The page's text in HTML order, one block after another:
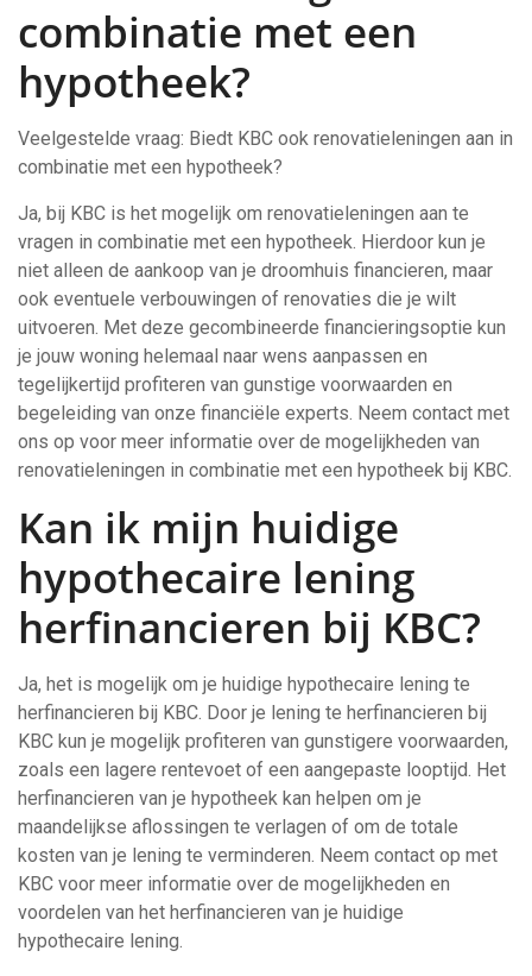
combinatie met een
hypotheek?
Veelgestelde vraag: Biedt KBC ook renovatieleningen aan in
combinatie met een hypotheek?
Ja, bij KBC is het mogelijk om renovatieleningen aan te
vragen in combinatie met een hypotheek. Hierdoor kun je
niet alleen de aankoop van je droomhuis financieren, maar
ook eventuele verbouwingen of renovaties die je wilt
uitvoeren. Met deze gecombineerde financieringsoptie kun
je jouw woning helemaal naar wens aanpassen en
tegelijkertijd profiteren van gunstige voorwaarden en
begeleiding van onze financiële experts. Neem contact met
ons op voor meer informatie over de mogelijkheden van
renovatieleningen in combinatie met een hypotheek bij KBC.
Kan ik mijn huidige
hypothecaire lening
herfinancieren bij KBC?
Ja, het is mogelijk om je huidige hypothecaire lening te
herfinancieren bij KBC. Door je lening te herfinancieren bij
KBC kun je mogelijk profiteren van gunstigere voorwaarden,
zoals een lagere rentevoet of een aangepaste looptijd. Het
herfinancieren van je hypotheek kan helpen om je
maandelijkse aflossingen te verlagen of om de totale
kosten van je lening te verminderen. Neem contact op met
KBC voor meer informatie over de mogelijkheden en
voordelen van het herfinancieren van je huidige
hypothecaire lening.